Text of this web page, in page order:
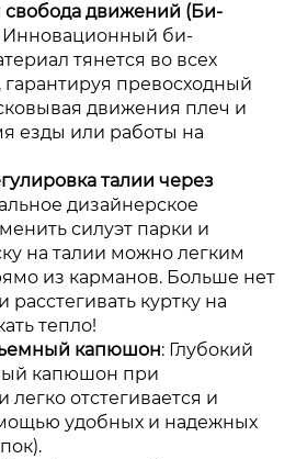
свобода движений (Би-
Инновационный би-
тянется во всех
гарантируя превосходный
движения плеч и
езды или работы на
талии через
дизайнерское
силуэт парки и
на талии можно легким
из карманов. Больше нет
расстегивать куртку на
тепло!
капюшон: Глубокий
капюшон при
легко отстегивается и
удобных и надежных